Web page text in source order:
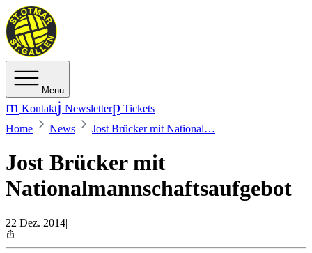
Menu
Kontakt Newsletter
Tickets
Home
News Jost Brücker mit National…
Jost Brücker mit
Nationalmannschaftsaufgebot
22 Dez. 2014|